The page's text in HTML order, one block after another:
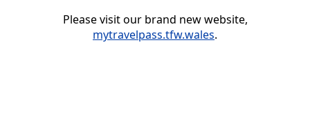
Please visit our brand new website,
mytravelpass.tfw.wales.